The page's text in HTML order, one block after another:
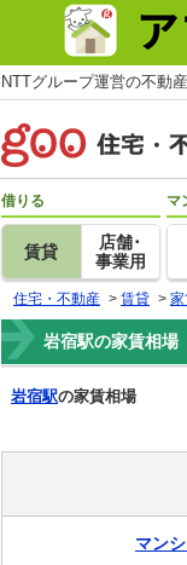
NTTグループ運営の不動
借りる
賃貸
店舗･
事業用
マ
住宅・不動産 > 賃貸 >
岩宿駅の家賃相場
岩宿駅の家賃相場
マン